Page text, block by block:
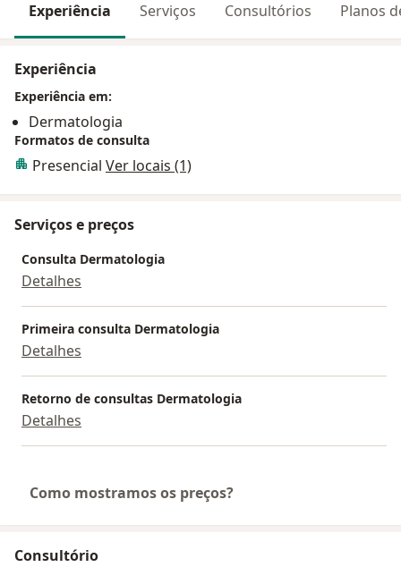
Experiência Serviços Consultórios Planos
Experiência
Experiência em:
Dermatologia
Formatos de consulta
Presencial Ver locais (1)
Serviços e preços
Consulta Dermatologia
Detalhes
Primeira consulta Dermatologia
Detalhes
Retorno de consultas Dermatologia
Detalhes
Como mostramos os preços?
Consultório